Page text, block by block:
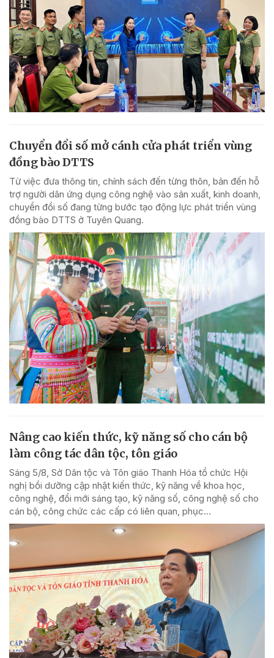
Chuyển đổi số mở cánh cửa phát triển vùng
đồng bào DTTS
Từ việc đưa thông tin, chính sách đến từng thôn, bản đến hỗ
trợ người dân ứng dụng công nghệ vào sản xuất, kinh doanh,
chuyển đổi số đang từng bước tạo động lực phát triển vùng
đồng bào DTTS ở Tuyên Quang.
Nâng cao kiến thức, kỹ năng số cho cán bộ
làm công tác dân tộc, tôn giáo
Sáng 5/8, Sở Dân tộc và Tôn giáo Thanh Hóa tổ chức Hội
nghị bồi dưỡng cập nhật kiến thức, kỹ năng về khoa học,
công nghệ, đổi mới sáng tạo, kỹ năng số, công nghệ số cho
cán bộ, công chức các cấp có liên quan, phục...